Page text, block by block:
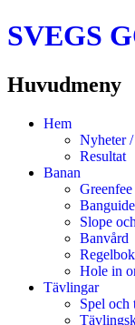
SVEGS
Huvudmeny
HoppaHem
Nyheter
Resultat
Banan
Greenfee
Banguide
Slope
Banvård
Hole in
Tävlingar
Spel och